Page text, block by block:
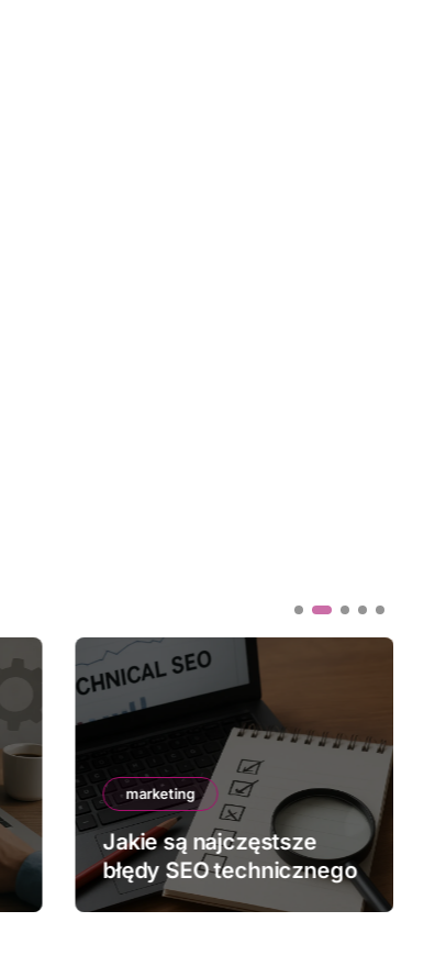
marketing
Jakie są najczęstsze
błędy SEO technicznego